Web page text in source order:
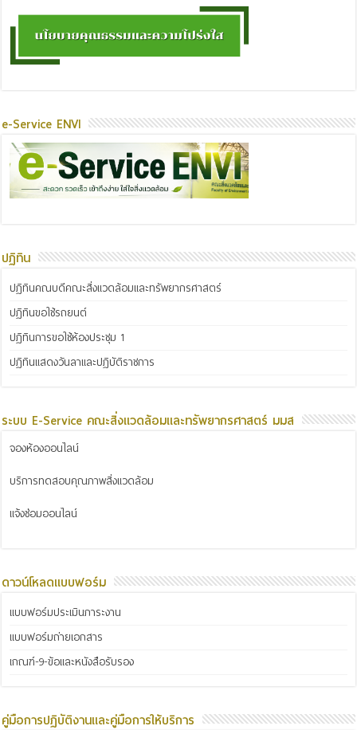
e-Service ENVI
ปฏิทิน
ปฏิทินคณบดีคณะสิ่งแวดล้อมและทรัพยากรศาสตร์
ปฏิทินขอใช้รถยนต์
ปฏิทินการขอใช้ห้องประชุม 1
ปฏิทินแสดงวันลาและปฏิบัติราชการ
ระบบ E-Service คณะสิ่งแวดล้อมและทรัพยากรศาสตร์ มมส
จองห้องออนไลน์
บริการทดสอบคุณภาพสิ่งแวดล้อม
แจ้งซ่อมออนไลน์
ดาวน์โหลดแบบฟอร์ม
แบบฟอร์มประเมินภาระงาน
แบบฟอร์มถ่ายเอกสาร
เกณฑ์-9-ข้อและหนังสือรับรอง
คู่มือการปฏิบัติงานและคู่มือการให้บริการ